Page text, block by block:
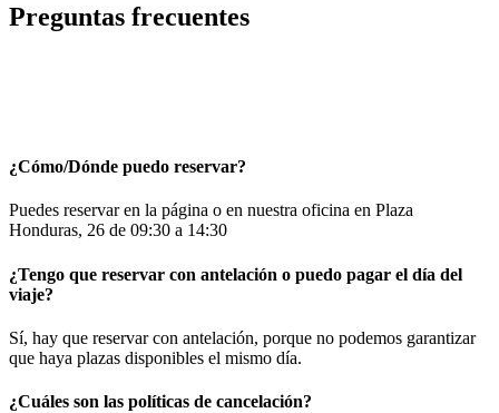
Preguntas frecuentes
¿Cómo/Dónde puedo reservar?
Puedes reservar en la página o en nuestra oficina en Plaza
Honduras, 26 de 09:30 a 14:30
¿Tengo que reservar con antelación o puedo pagar el día del
viaje?
Sí, hay que reservar con antelación, porque no podemos garantizar
que haya plazas disponibles el mismo día.
¿Cuáles son las políticas de cancelación?